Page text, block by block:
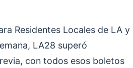
Residentes Locales de LA y
LA28 superó
con todos esos boletos